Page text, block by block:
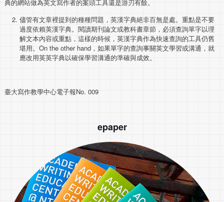
典的網站做為英文寫作者的案頭工具還是游刃有餘。
儘管有文章裡提到的種種問題，英漢字典絕非百無是處。重點是不要
過度依賴英漢字典。閱讀期刊論文或教科書章節，必須查詢單字以理
解文本內容或重點，這樣的時候，英漢字典作為快速查詢的工具仍舊
堪用。On the other hand，如果單字的查詢事關英文學習或溝通，就
應改用英英字典以確保學習溝通的準確與成效。
臺大寫作教學中心電子報No. 009
epaper